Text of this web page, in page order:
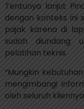
Tentunya lanjut
dengan konteks ini
pajak karena di
sudah diundang
pelatihan teknis.
“Mungkin
mengimbangi
oleh seluruh